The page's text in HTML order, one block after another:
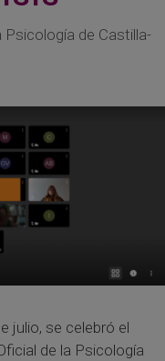
Psicología de Castilla-
julio, se celebró el
de la Psicología